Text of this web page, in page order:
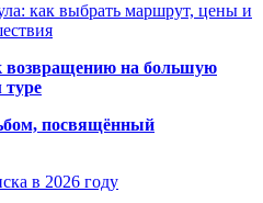
как выбрать маршрут, цены и
возвращению на большую
туре
посвящённый
в 2026 году